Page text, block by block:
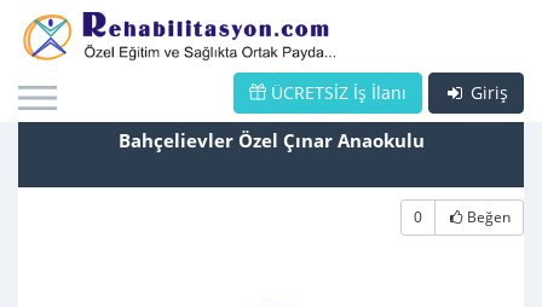
Giriş
ÜCRETSİZ İş İlanı
Bahçelievler Özel Çınar Anaokulu
0 Beğen